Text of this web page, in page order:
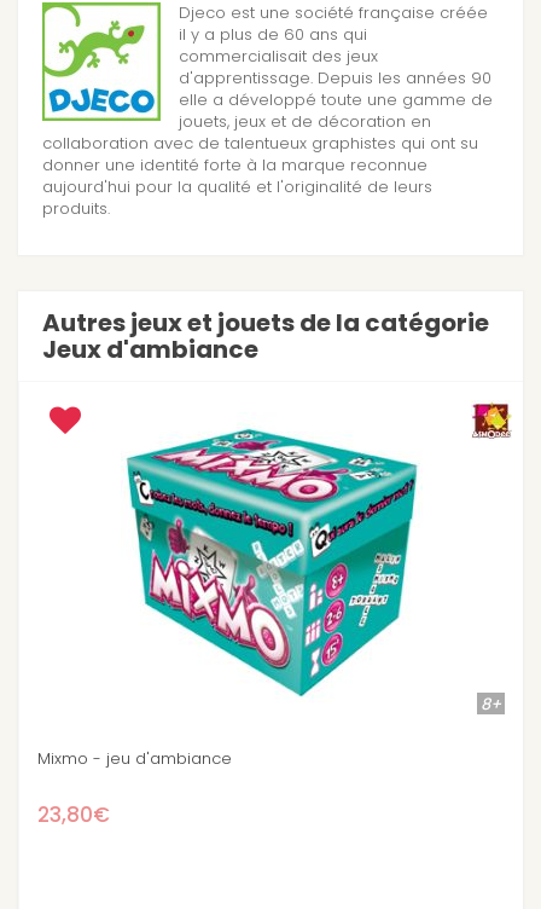
Djeco est une société française créée
il y a plus de 60 ans qui
commercialisait des jeux
d'apprentissage. Depuis les années 90
elle a développé toute une gamme de
jouets, jeux et de décoration en
collaboration avec de talentueux graphistes qui ont su
donner une identité forte à la marque reconnue
aujourd'hui pour la qualité et l'originalité de leurs
produits.
Autres jeux et jouets de la catégorie
Jeux d'ambiance
Loups Garous de Thiercelieux : Le Best Of